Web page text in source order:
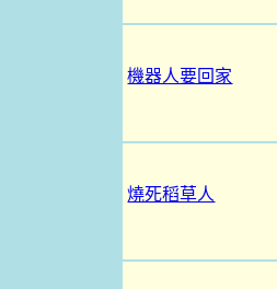
機器人要回家
燒死稻草人